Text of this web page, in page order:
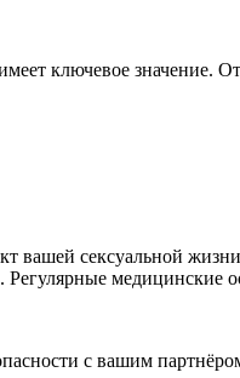
ключевое значение.
вашей сексуальной
медицинские
с вашим